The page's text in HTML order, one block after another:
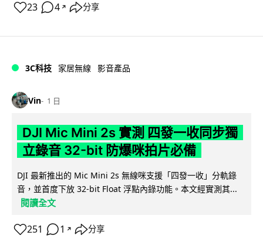
23 4 ↗ 分享
3C科技 家居無線 影音產品
Vin 1 日
DJI Mic Mini 2s 實測 四發一收同步獨
立錄音 32-bit 防爆咪拍片必備
DJI 最新推出的 Mic Mini 2s 無線咪支援「四發一收」分軌錄
音，並首度下放 32-bit Float 浮點內錄功能。本文經實測其...
閱讀全文
251 1 ↗ 分享